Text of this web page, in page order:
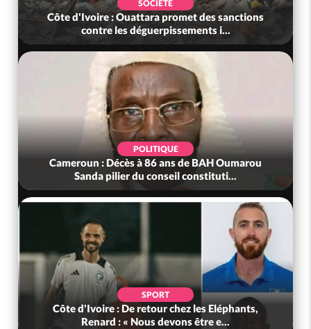
SOCIÉTÉ
Côte d'Ivoire : Ouattara promet des sanctions
contre les déguerpissements i...
POLITIQUE
Cameroun : Décès à 86 ans de BAH Oumarou
Sanda pilier du conseil constituti...
SPORT
Côte d'Ivoire : De retour chez les Eléphants,
Renard : « Nous devons être e...